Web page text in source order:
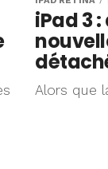
iPad 3
Alors que